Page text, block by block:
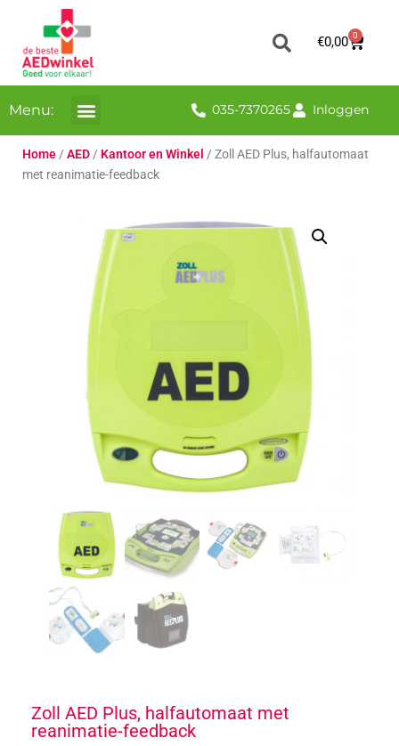
€0,00 0
Menu: 035-7370265 Inloggen
Home / AED / Kantoor en Winkel / Zoll AED Plus, halfautomaat
met reanimatie-feedback
Zoll AED Plus, halfautomaat met
reanimatie-feedback